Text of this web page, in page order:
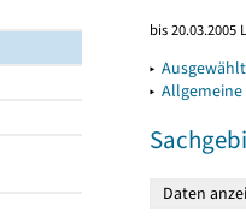
bis
▸
▸